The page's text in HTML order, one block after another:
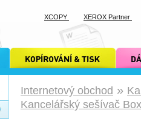
Internetový obchod »
Kancelářský sešívač
kopírování a tisk xcopy dárkové
XCOPY XEROX Partner